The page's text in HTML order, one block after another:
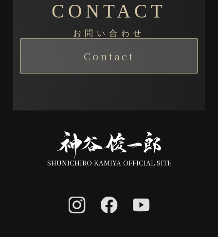
CONTACT
お問い合わせ
Contact
SHUNICHIRO KAMIYA OFFICIAL SITE